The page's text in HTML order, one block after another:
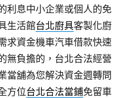
利息中小企業或個人的免
生活館台北廚具客製化廚
求資金機車汽車借款快速
無負擔的，台北合法經營
當舖為您解決資金週轉問
方位台北合法當鋪免留車